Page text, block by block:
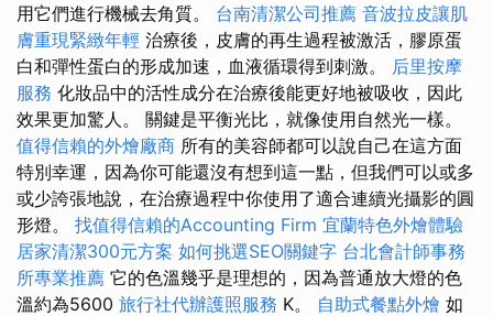
用它們進行機械去角質。 台南清潔公司推薦 音波拉皮讓肌
膚重現緊緻年輕 治療後，皮膚的再生過程被激活，膠原蛋
白和彈性蛋白的形成加速，血液循環得到刺激。 后里按摩
服務 化妝品中的活性成分在治療後能更好地被吸收，因此
效果更加驚人。 關鍵是平衡光比，就像使用自然光一樣。
值得信賴的外燴廠商 所有的美容師都可以說自己在這方面
特別幸運，因為你可能還沒有想到這一點，但我們可以或多
或少誇張地說，在治療過程中你使用了適合連續光攝影的圓
形燈。 找值得信賴的Accounting Firm 宜蘭特色外燴體驗
居家清潔300元方案 如何挑選SEO關鍵字 台北會計師事務
所專業推薦 它的色溫幾乎是理想的，因為普通放大燈的色
溫約為5600 旅行社代辦護照服務 K。 自助式餐點外燴 如